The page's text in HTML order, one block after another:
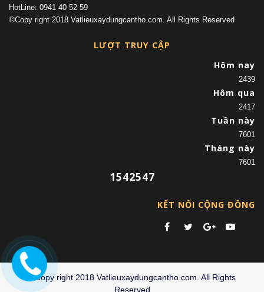
HotLine: 0941 40 52 59
©Copy right 2018 Vatlieuxaydungcantho.com. All Rights Reserved
LƯỢT TRUY CẬP
Hôm nay
2439
Hôm qua
2417
Tuần này
7601
Tháng này
7601
1542547
KẾT NỐI CỘNG ĐỒNG
©Copy right 2018 Vatlieuxaydungcantho.com. All Rights
Reserved